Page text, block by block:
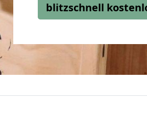
blitzschnell